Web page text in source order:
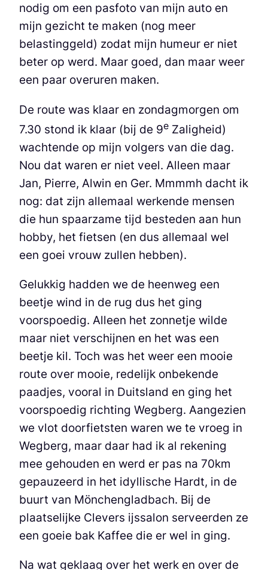
nodig om een pasfoto van mijn auto en
mijn gezicht te maken (nog meer
belastinggeld) zodat mijn humeur er niet
beter op werd. Maar goed, dan maar weer
een paar overuren maken.
De route was klaar en zondagmorgen om
7.30 stond ik klaar (bij de 9e Zaligheid)
wachtende op mijn volgers van die dag.
Nou dat waren er niet veel. Alleen maar
Jan, Pierre, Alwin en Ger. Mmmmh dacht ik
nog: dat zijn allemaal werkende mensen
die hun spaarzame tijd besteden aan hun
hobby, het fietsen (en dus allemaal wel
een goei vrouw zullen hebben).
Gelukkig hadden we de heenweg een
beetje wind in de rug dus het ging
voorspoedig. Alleen het zonnetje wilde
maar niet verschijnen en het was een
beetje kil. Toch was het weer een mooie
route over mooie, redelijk onbekende
paadjes, vooral in Duitsland en ging het
voorspoedig richting Wegberg. Aangezien
we vlot doorfietsten waren we te vroeg in
Wegberg, maar daar had ik al rekening
mee gehouden en werd er pas na 70km
gepauzeerd in het idyllische Hardt, in de
buurt van Mönchengladbach. Bij de
plaatselijke Clevers ijssalon serveerden ze
een goeie bak Kaffee die er wel in ging.
Na wat geklaag over het werk en over de